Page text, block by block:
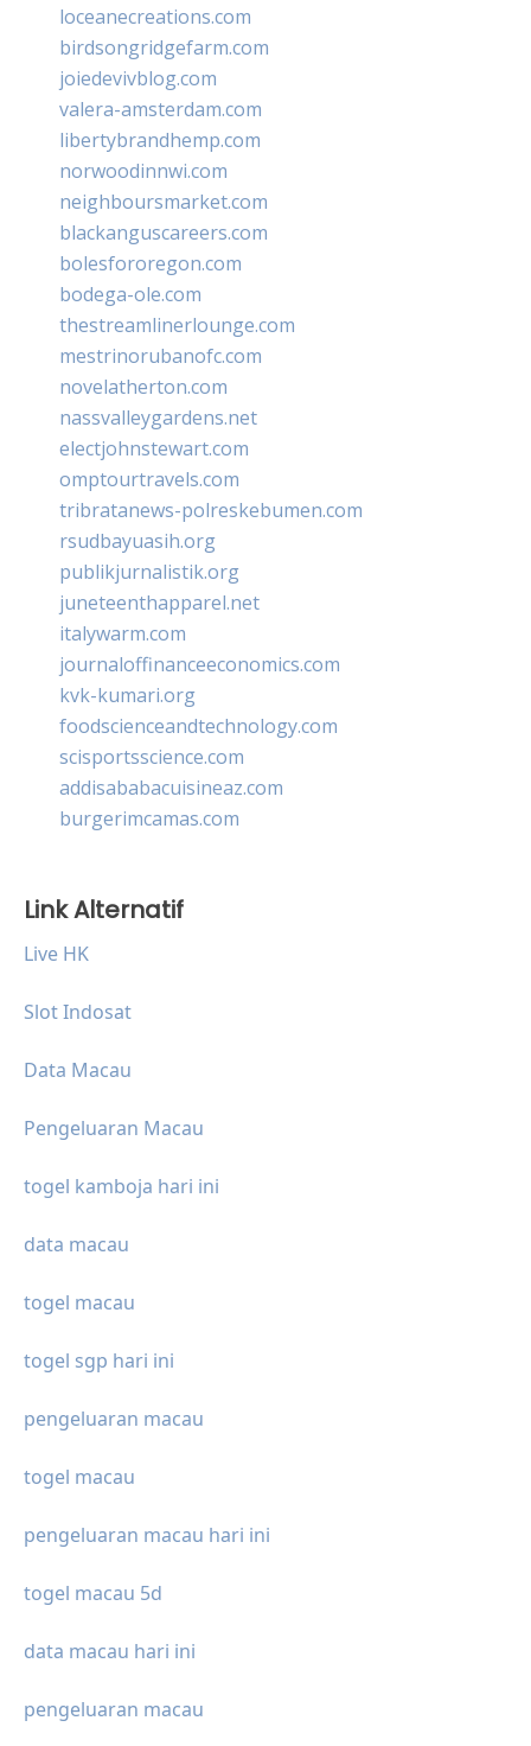
loceanecreations.com
birdsongridgefarm.com
joiedevivblog.com
valera-amsterdam.com
libertybrandhemp.com
norwoodinnwi.com
neighboursmarket.com
blackanguscareers.com
bolesfororegon.com
bodega-ole.com
thestreamlinerlounge.com
mestrinorubanofc.com
novelatherton.com
nassvalleygardens.net
electjohnstewart.com
omptourtravels.com
tribratanews-polreskebumen.com
rsudbayuasih.org
publikjurnalistik.org
juneteenthapparel.net
italywarm.com
journaloffinanceeconomics.com
kvk-kumari.org
foodscienceandtechnology.com
scisportsscience.com
addisababacuisineaz.com
burgerimcamas.com
Link Alternatif
Live HK
Slot Indosat
Data Macau
Pengeluaran Macau
togel kamboja hari ini
data macau
togel macau
togel sgp hari ini
pengeluaran macau
togel macau
pengeluaran macau hari ini
togel macau 5d
data macau hari ini
pengeluaran macau